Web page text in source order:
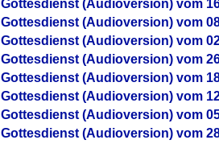
Gottesdienst (Audioversion) vom
Gottesdienst (Audioversion) vom
Gottesdienst (Audioversion) vom
Gottesdienst (Audioversion) vom
Gottesdienst (Audioversion) vom
Gottesdienst (Audioversion) vom
Gottesdienst (Audioversion) vom
Gottesdienst (Audioversion) vom